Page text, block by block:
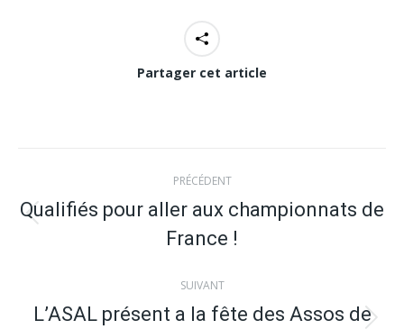
Partager cet article
Navigation
article
PRÉCÉDENT
précédent
Qualifiés pour aller aux championnats de
France !
SUIVANT
L’ASAL présent a la fête des Assos de